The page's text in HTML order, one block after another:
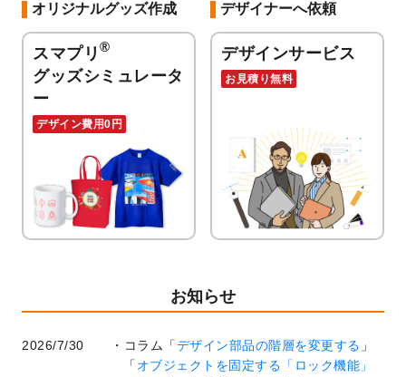
オリジナルグッズ作成
スマプリ ®
グッズシミュレータ
ー
デザイン費用0円
デザイナーへ依頼
デザインサービス
お見積り無料
お知らせ
2026/7/30 コラム「デザイン部品の階層を変更する 」
「 オブジェクトを固定する「ロック機能」